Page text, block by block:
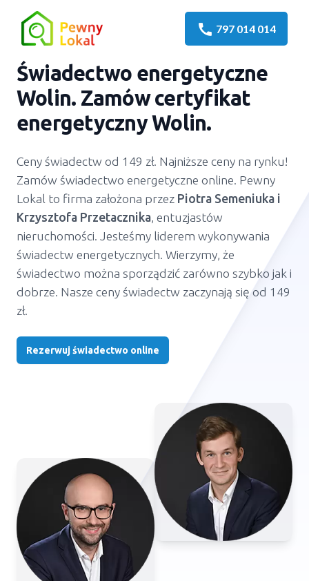
call 797 014 014
Świadectwo energetyczne
Wolin. Zamów certyfikat
energetycznyWolin.
Ceny świadectw od 149 zł. Najniższe ceny na rynku!
Zamów świadectwo energetyczne online. Pewny
Lokal to firma założona przez Piotra Semeniuka i
Krzysztofa Przetacznika, entuzjastów
nieruchomości. Jesteśmy liderem wykonywania
świadectw energetycznych. Wierzymy, że
świadectwo można sporządzić zarówno szybko jak i
dobrze. Nasze ceny świadectw zaczynają się od 149
zł.
Rezerwuj świadectwo online